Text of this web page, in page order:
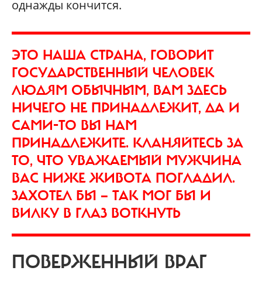
однажды кончится.
ЭТО НАША СТРАНА, ГОВОРИТ
ГОСУДАРСТВЕННЫЙ ЧЕЛОВЕК
ЛЮДЯМ ОБЫЧНЫМ, ВАМ ЗДЕСЬ
НИЧЕГО НЕ ПРИНАДЛЕЖИТ, ДА И
САМИ-ТО ВЫ НАМ
ПРИНАДЛЕЖИТЕ. КЛАНЯЙТЕСЬ ЗА
ТО, ЧТО УВАЖАЕМЫЙ МУЖЧИНА
ВАС НИЖЕ ЖИВОТА ПОГЛАДИЛ.
ЗАХОТЕЛ БЫ — ТАК МОГ БЫ И
ВИЛКУ В ГЛАЗ ВОТКНУТЬ
ПОВЕРЖЕННЫЙ ВРАГ